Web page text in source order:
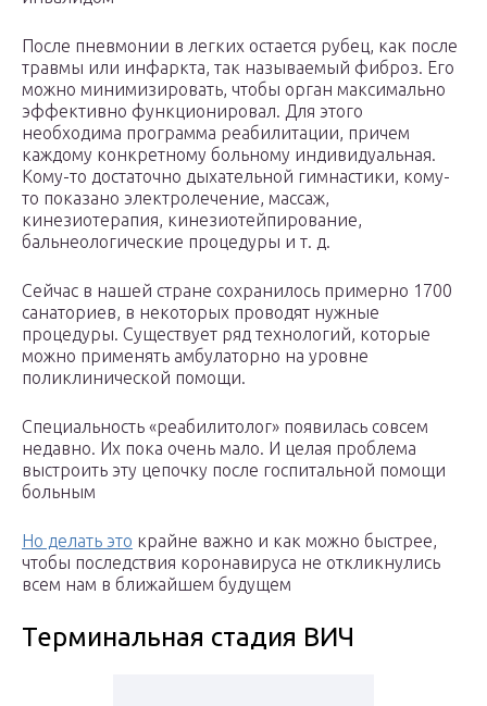
После пневмонии в легких остается рубец, как после
травмы или инфаркта, так называемый фиброз. Его
можно минимизировать, чтобы орган максимально
эффективно функционировал. Для этого
необходима программа реабилитации, причем
каждому конкретному больному индивидуальная.
Кому-то достаточно дыхательной гимнастики, кому-
то показано электролечение, массаж,
кинезиотерапия, кинезиотейпирование,
бальнеологические процедуры и т. д.
Сейчас в нашей стране сохранилось примерно 1700
санаториев, в некоторых проводят нужные
процедуры. Существует ряд технологий, которые
можно применять амбулаторно на уровне
поликлинической помощи.
Специальность «реабилитолог» появилась совсем
недавно. Их пока очень мало. И целая проблема
выстроить эту цепочку после госпитальной помощи
больным
Но делать это крайне важно и как можно быстрее,
чтобы последствия коронавируса не откликнулись
всем нам в ближайшем будущем
Терминальная стадия ВИЧ